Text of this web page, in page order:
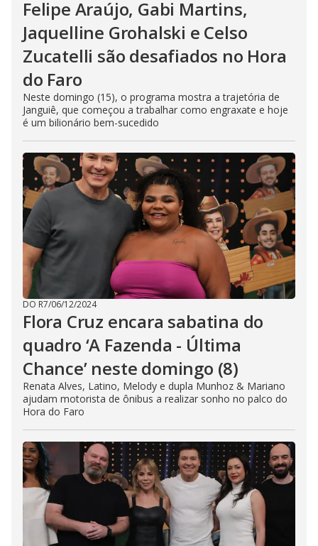
Felipe Araújo, Gabi Martins,
Jaquelline Grohalski e Celso
Zucatelli são desafiados no Hora
do Faro
Neste domingo (15), o programa mostra a trajetória de
Janguiê, que começou a trabalhar como engraxate e hoje
é um bilionário bem-sucedido
DO R7/06/12/2024
Flora Cruz encara sabatina do
quadro ‘A Fazenda - Última
Chance’ neste domingo (8)
Renata Alves, Latino, Melody e dupla Munhoz & Mariano
ajudam motorista de ônibus a realizar sonho no palco do
Hora do Faro